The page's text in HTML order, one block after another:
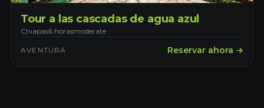
Tour a las cascadas de agua azul
Chiapas6 horasmoderate
AVENTURA Reservar ahora →